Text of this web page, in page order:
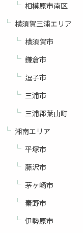
相模原市南区
横須賀三浦エリア
横須賀市
鎌倉市
逗子市
三浦市
三浦郡葉山町
湘南エリア
平塚市
藤沢市
茅ヶ崎市
秦野市
伊勢原市